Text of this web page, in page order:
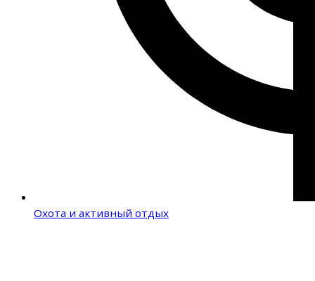
Охота и активный отдых